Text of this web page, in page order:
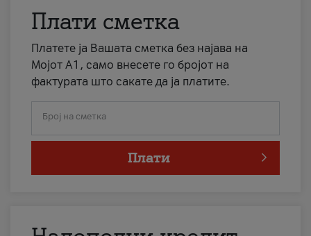
Плати сметка
Платете ја Вашата сметка без најава на
Мојот А1, само внесете го бројот на
фактурата што сакате да ја платите.
Број на сметка
Плати